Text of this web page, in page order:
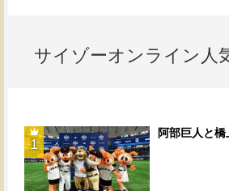
サイゾーオンライン人
1
阿部巨人と